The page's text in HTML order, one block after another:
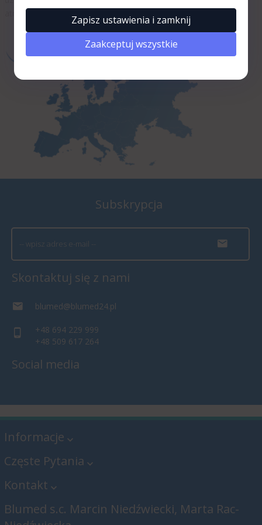
atrakcyjnych cenach.
Subskrypcja
Skontaktuj się z nami
blumed@blumed24.pl
+48 694 229 999
+48 509 617 264
Social media
Informacje
Częste Pytania
Kontakt
Blumed s.c. Marcin Niedźwiecki, Marta Rac-
Zapisz ustawienia i zamknij
Zaakceptuj wszystkie